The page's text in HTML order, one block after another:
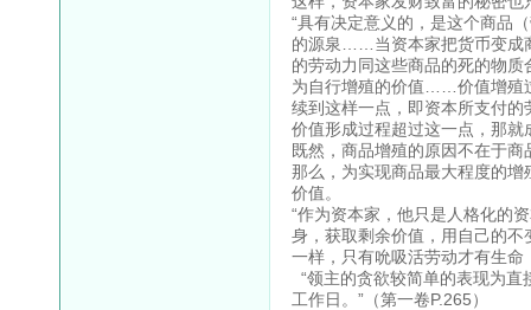
“具有决定意义的，是这个商品
的源泉……当资本家把货币变成
的劳动力同这些商品的死的物
为自行增殖的价值……价值增殖
续到这样一点，即资本所支付
价值形成过程超过这一点，那就
既然，商品增殖的原因不在于
那么，为实现商品最大程度的
价值。
“作为资本家，他只是人格化的
身，获取剩余价值，用自己的
一样，只有吮吸活劳动才有生命
“领主的贪欲较简单的表现为
工作日。”（第一卷P.265）